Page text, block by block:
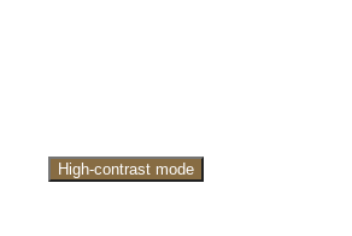
High-contrast mode